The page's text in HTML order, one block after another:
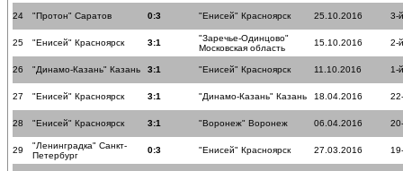
24 "Протон" Саратов 0:3 "Енисей" Красноярск 25.10.2016 3-
25 "Енисей" Красноярск 3:1
"Заречье-Одинцово"
Московская область
15.10.2016 2-
26 "Динамо-Казань" Казань 3:1 "Енисей" Красноярск 11.10.2016 1-
27 "Енисей" Красноярск 3:1 "Динамо-Казань" Казань 18.04.2016
28 "Енисей" Красноярск 3:1 "Воронеж" Воронеж 06.04.2016
29
"Ленинградка" Санкт-
Петербург
0:3 "Енисей" Красноярск 27.03.2016